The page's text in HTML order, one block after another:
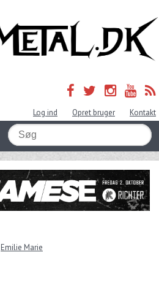
Log ind Opret bruger Kontakt
Emilie Marie